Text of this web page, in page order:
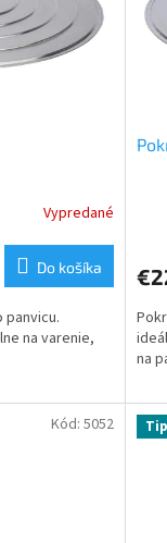
Vypredané
Do košíka
panvicu.
na varenie,
na
Kód: 5052 Tip